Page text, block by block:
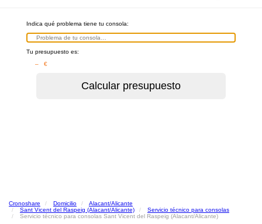
Indica qué problema tiene tu consola:
Tu presupuesto es:
– €
Cronoshare Domicilio
Alacant/Alicante
Sant Vicent del Raspeig (Alacant/Alicante)
Servicio técnico para consolas
Servicio técnico para consolas Sant Vicent del Raspeig (Alacant/Alicante)